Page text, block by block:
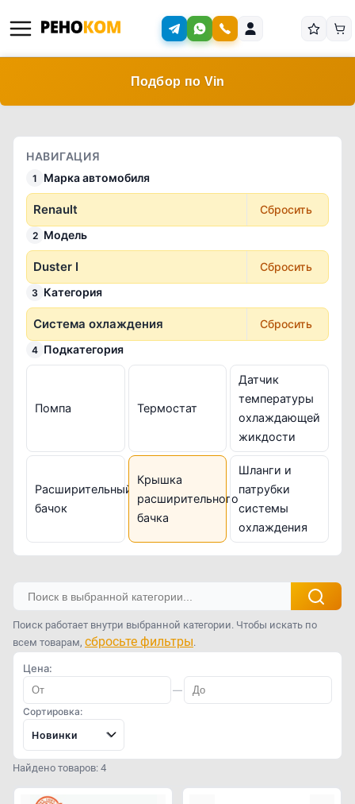
Подбор по Vin
НАВИГАЦИЯ
1 Марка автомобиля
Renault Сбросить
2 Модель
Duster I Сбросить
3 Категория
Система охлаждения Сбросить
4 Подкатегория
Помпа Термостат
Датчик
температуры
охлаждающей
жикдости
Расширительный
бачок
Крышка
расширительного
бачка
Шланги и
патрубки
системы
охлаждения
Поиск работает внутри выбранной категории. Чтобы искать по
всем товарам, сбросьте фильтры.
Цена:
—
Сортировка:
Новинки
Найдено товаров: 4